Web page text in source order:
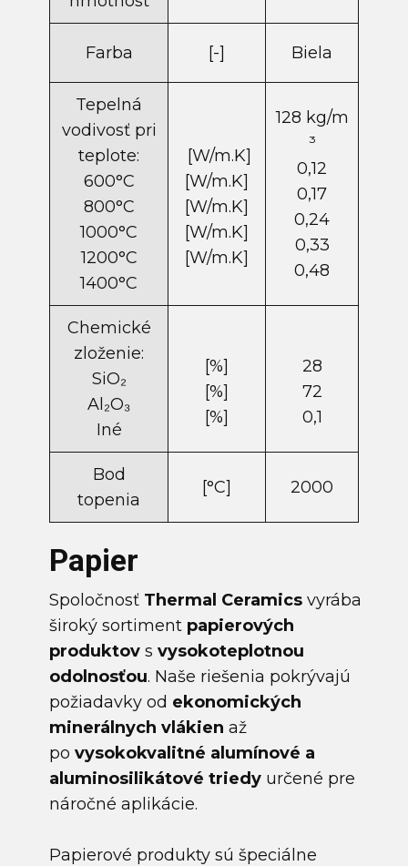
Farba [-] Biela
Tepelná
vodivosť pri
teplote:
600°C
800°C
1000°C
1200°C
1400°C
[W/m.K]
[W/m.K]
[W/m.K]
[W/m.K]
[W/m.K]
128 kg/m​
³
0,12
0,17
0,24
0,33
0,48
Chemické
zloženie:
SiO₂
Al₂O₃
Iné
[%]
[%]
[%]
28
72
0,1
Bod
topenia
[°C] 2000
Papier
Spoločnosť Thermal Ceramics vyrába
široký sortiment papierových
produktov s vysokoteplotnou
odolnosťou. Naše riešenia pokrývajú
požiadavky od ekonomických
minerálnych vlákien až
po vysokokvalitné alumínové a
aluminosilikátové triedy určené pre
náročné aplikácie.
Papierové produkty sú špeciálne